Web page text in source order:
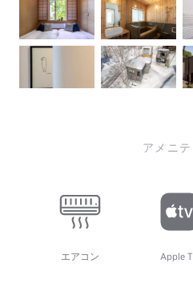
アメニ
エアコン Apple